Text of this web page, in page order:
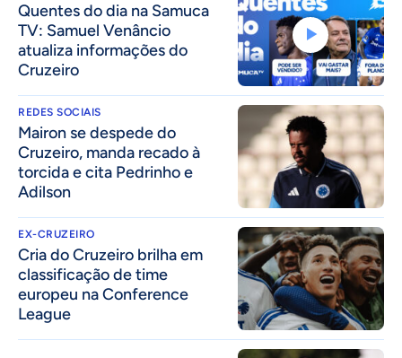
Quentes do dia na Samuca
TV: Samuel Venâncio
atualiza informações do
Cruzeiro
REDES SOCIAIS
Mairon se despede do
Cruzeiro, manda recado à
torcida e cita Pedrinho e
Adilson
EX-CRUZEIRO
Cria do Cruzeiro brilha em
classificação de time
europeu na Conference
League